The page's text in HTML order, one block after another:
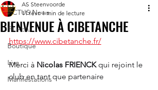
ACTUS News
Fil Actu
Boutique
Live
Manifestations
BIENVENUE À CIBETANCHE
AS Steenvoorde
11 févr. 1 min de lecture
https://www.cibetanche.fr/
Merci à Nicolas FRIENCK qui rejoint le
club en tant que partenaire